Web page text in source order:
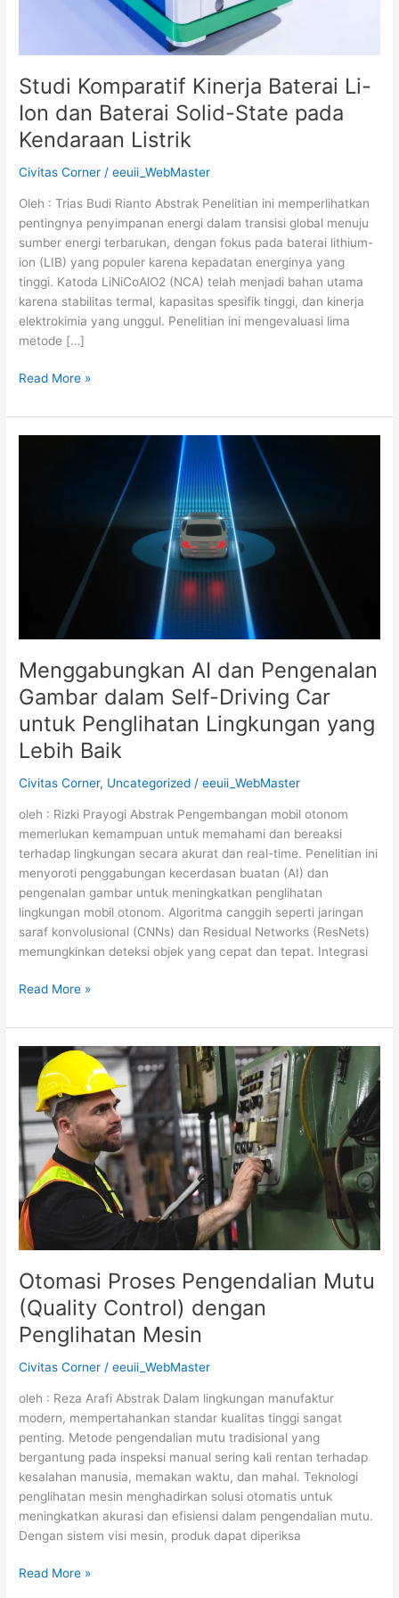
Studi Komparatif Kinerja Baterai Li-
Ion dan Baterai Solid-State pada
Kendaraan Listrik
Civitas Corner /eeuii_WebMaster
Oleh : Trias Budi Rianto Abstrak Penelitian ini memperlihatkan
pentingnya penyimpanan energi dalam transisi global menuju
sumber energi terbarukan, dengan fokus pada baterai lithium-
ion (LIB) yang populer karena kepadatan energinya yang
tinggi. Katoda LiNiCoAlO2 (NCA) telah menjadi bahan utama
karena stabilitas termal, kapasitas spesifik tinggi, dan kinerja
elektrokimia yang unggul. Penelitian ini mengevaluasi lima
metode […]
pada
Kendaraan
Listrik
Read More »
Menggabungkan AI dan Pengenalan
Gambar dalam Self-Driving Car
untuk Penglihatan Lingkungan yang
Lebih Baik
Civitas Corner, Uncategorized /eeuii_WebMaster
oleh : Rizki Prayogi Abstrak Pengembangan mobil otonom
memerlukan kemampuan untuk memahami dan bereaksi
terhadap lingkungan secara akurat dan real-time. Penelitian ini
menyoroti penggabungan kecerdasan buatan (AI) dan
pengenalan gambar untuk meningkatkan penglihatan
lingkungan mobil otonom. Algoritma canggih seperti jaringan
saraf konvolusional (CNNs) dan Residual Networks (ResNets)
memungkinkan deteksi objek yang cepat dan tepat. Integrasi
Penglihatan
Lingkungan
yang
Lebih
Baik
Read More »
Otomasi Proses Pengendalian Mutu
(Quality Control) dengan
Penglihatan Mesin
Civitas Corner /eeuii_WebMaster
oleh : Reza Arafi Abstrak Dalam lingkungan manufaktur
modern, mempertahankan standar kualitas tinggi sangat
penting. Metode pengendalian mutu tradisional yang
bergantung pada inspeksi manual sering kali rentan terhadap
kesalahan manusia, memakan waktu, dan mahal. Teknologi
penglihatan mesin menghadirkan solusi otomatis untuk
meningkatkan akurasi dan efisiensi dalam pengendalian mutu.
Dengan sistem visi mesin, produk dapat diperiksa
Otomasi
Proses
Pengendalian
Mutu
(Quality
Control)
dengan
Penglihatan
Mesin
Read More »